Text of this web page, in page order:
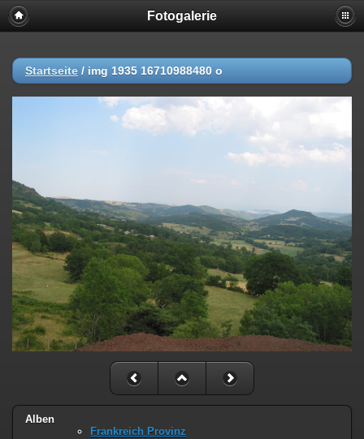
Fotogalerie
Startseite / img 1935 16710988480 o
Alben
Frankreich Provinz